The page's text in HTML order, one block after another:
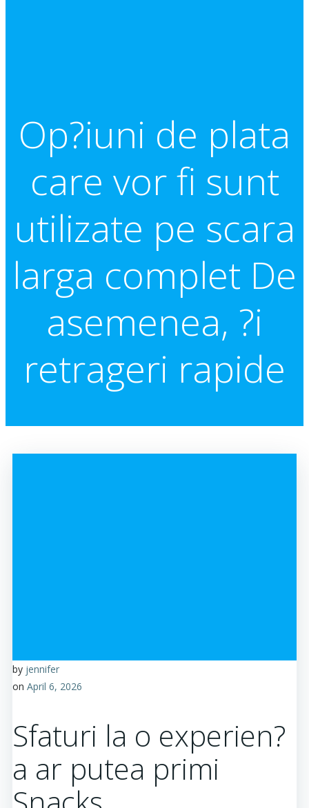
Op?iuni de plata
care vor fi sunt
utilizate pe scara
larga complet De
asemenea, ?i
retrageri rapide
by jennifer
on April 6, 2026
Sfaturi la o experien?
a ar putea primi